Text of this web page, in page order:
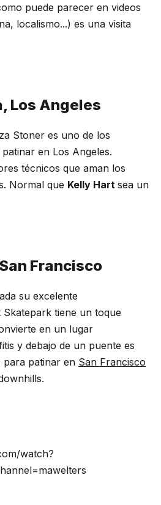
puede parecer en videos
localismo...) es una visita
Los Angeles
Stoner es uno de los
en Los Angeles.
técnicos que aman los
. Normal que Kelly Hart sea un
Francisco
su excelente
Skatepark tiene un toque
en un lugar
y debajo de un puente es
para patinar en San Francisco
.
watch?